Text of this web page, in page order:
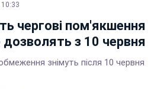
чергові пом'якшення
з 10 червня
знімуть після 10 червня